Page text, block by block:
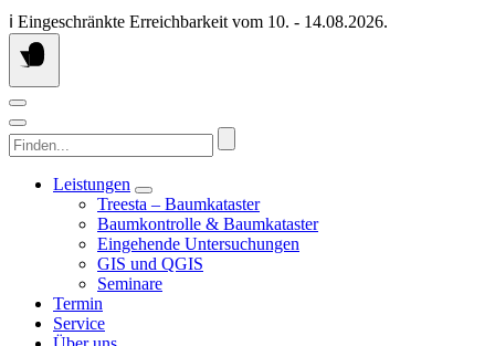
Springen
Sie
zum
ℹ️ Eingeschränkte Erreichbarkeit vom 10. - 14.08.2026.
Finden...
Leistungen
Treesta – Baumkataster
Baumkontrolle & Baumkataster
Eingehende Untersuchungen
GIS und QGIS
Seminare
Termin
Service